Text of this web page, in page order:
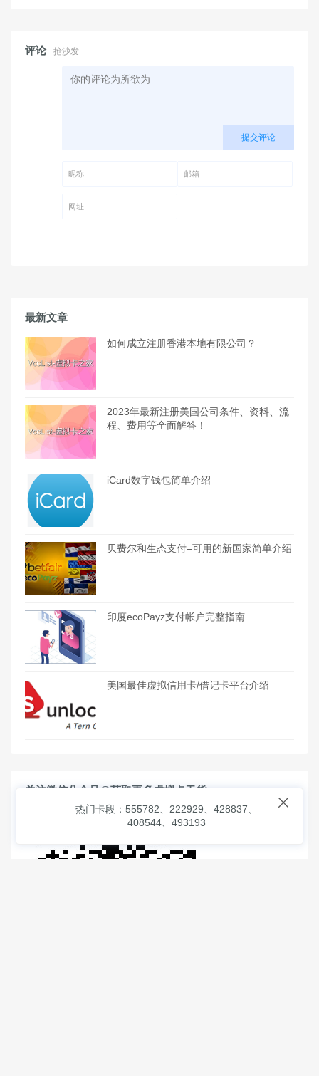
评论 抢沙发
提交评论
最新文章
如何成立注册香港本地有限公司？
2023年最新注册美国公司条件、资料、流
程、费用等全面解答！
iCard数字钱包简单介绍
贝费尔和生态支付–可用的新国家简单介绍
印度ecoPayz支付帐户完整指南
美国最佳虚拟信用卡/借记卡平台介绍
关注微信公众号@获取更多虚拟卡干货

热门卡段：555782、222929、428837、
408544、493193